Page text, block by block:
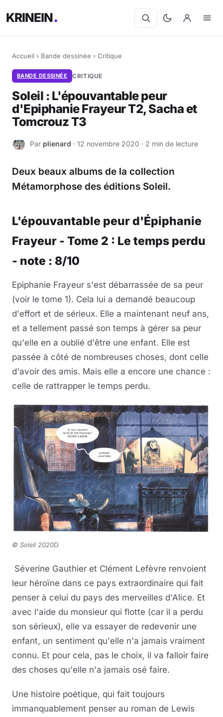
KRINEIN
Accueil › Bande dessinée › Critique
BANDE DESSINÉE CRITIQUE
Soleil : L'épouvantable peur
d'Epiphanie Frayeur T2, Sacha et
Tomcrouz T3
P Par plienard · 12 novembre 2020 · 2 min de lecture
Deux beaux albums de la collection
Métamorphose des éditions Soleil.
L'épouvantable peur d'Épiphanie
Frayeur - Tome 2 : Le temps perdu
- note : 8/10
Epiphanie Frayeur s'est débarrassée de sa peur
(voir le tome 1). Cela lui a demandé beaucoup
d'effort et de sérieux. Elle a maintenant neuf ans,
et a tellement passé son temps à gérer sa peur
qu'elle en a oublié d'être une enfant. Elle est
passée à côté de nombreuses choses, dont celle
d'avoir des amis. Mais elle a encore une chance :
celle de rattrapper le temps perdu.
© Soleil 2020D.
Séverine Gauthier et Clément Lefèvre renvoient
leur héroïne dans ce pays extraordinaire qui fait
penser à celui du pays des merveilles d'Alice. Et
avec l'aide du monsieur qui flotte (car il a perdu
son sérieux), elle va essayer de redevenir une
enfant, un sentiment qu'elle n'a jamais vraiment
connu. Et pour cela, pas le choix, il va falloir faire
des choses qu'elle n'a jamais osé faire.
Une histoire poétique, qui fait toujours
immanquablement penser au roman de Lewis